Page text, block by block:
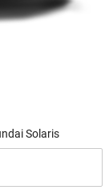
Solaris